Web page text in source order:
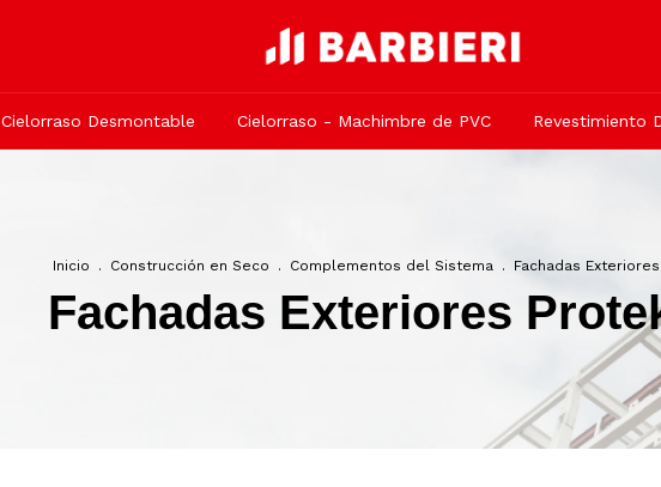
Cielorraso Desmontable Cielorraso - Machimbre de PVC Revestimiento
Inicio . Construcción en Seco . Complementos del Sistema . Fachadas
Fachadas Exteriores